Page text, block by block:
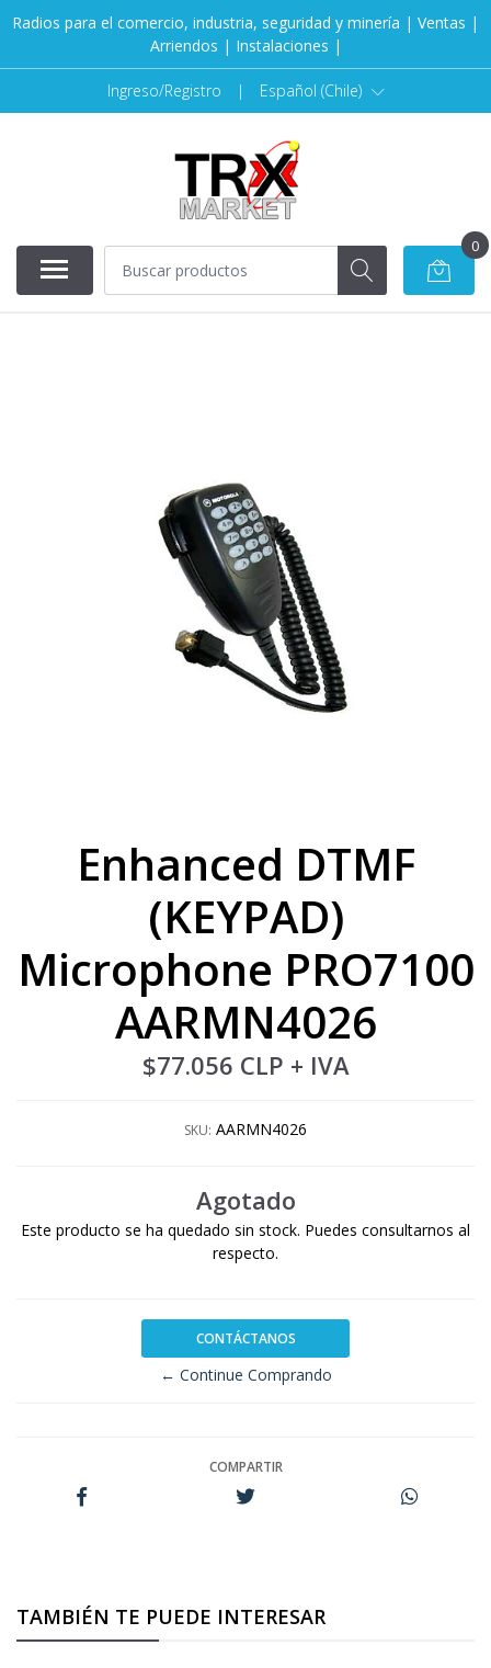
Radios para el comercio, industria, seguridad y minería | Ventas |
Arriendos | Instalaciones |
Ingreso/Registro | Español (Chile)
0
Enhanced DTMF
(KEYPAD)
Microphone PRO7100
AARMN4026
$77.056 CLP + IVA
SKU: AARMN4026
Agotado
Este producto se ha quedado sin stock. Puedes consultarnos al
respecto.
CONTÁCTANOS
← Continue Comprando
COMPARTIR
TAMBIÉN TE PUEDE INTERESAR